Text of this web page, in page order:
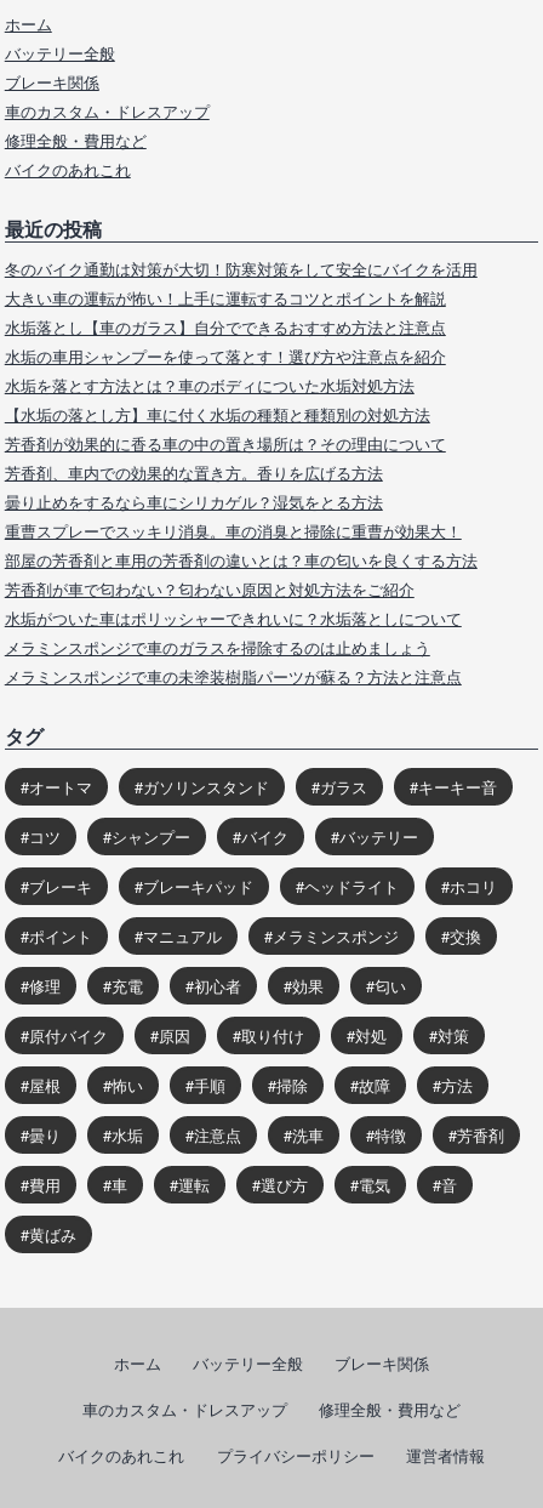
ホーム
バッテリー全般
ブレーキ関係
車のカスタム・ドレスアップ
修理全般・費用など
バイクのあれこれ
最近の投稿
冬のバイク通勤は対策が大切！防寒対策をして安全にバイクを活用
大きい車の運転が怖い！上手に運転するコツとポイントを解説
水垢落とし【車のガラス】自分でできるおすすめ方法と注意点
水垢の車用シャンプーを使って落とす！選び方や注意点を紹介
水垢を落とす方法とは？車のボディについた水垢対処方法
【水垢の落とし方】車に付く水垢の種類と種類別の対処方法
芳香剤が効果的に香る車の中の置き場所は？その理由について
芳香剤、車内での効果的な置き方。香りを広げる方法
曇り止めをするなら車にシリカゲル？湿気をとる方法
重曹スプレーでスッキリ消臭。車の消臭と掃除に重曹が効果大！
部屋の芳香剤と車用の芳香剤の違いとは？車の匂いを良くする方法
芳香剤が車で匂わない？匂わない原因と対処方法をご紹介
水垢がついた車はポリッシャーできれいに？水垢落としについて
メラミンスポンジで車のガラスを掃除するのは止めましょう
メラミンスポンジで車の未塗装樹脂パーツが蘇る？方法と注意点
タグ
オートマ ガソリンスタンド ガラス キーキー音
コツ シャンプー バイク バッテリー
ブレーキ ブレーキパッド ヘッドライト ホコリ
ポイント マニュアル メラミンスポンジ 交換
修理 充電 初心者 効果 匂い
原付バイク 原因 取り付け 対処 対策
屋根 怖い 手順 掃除 故障 方法
曇り 水垢 注意点 洗車 特徴 芳香剤
費用 車 運転 選び方 電気 音
黄ばみ
ホーム バッテリー全般
ブレーキ関係
車のカスタム・ドレスアップ
修理全般・費用など
バイクのあれこれ
プライバシーポリシー 運営者情報